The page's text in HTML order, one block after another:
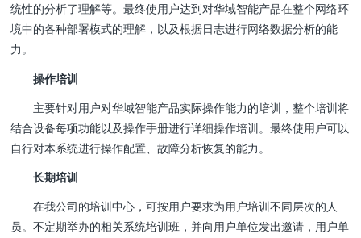
统性的分析了理解等。最终使用户达到对华域智能产品在整个网络环
境中的各种部署模式的理解，以及根据日志进行网络数据分析的能
力。
操作培训
主要针对用户对华域智能产品实际操作能力的培训，整个培训将
结合设备每项功能以及操作手册进行详细操作培训。最终使用户可以
自行对本系统进行操作配置、故障分析恢复的能力。
长期培训
在我公司的培训中心，可按用户要求为用户培训不同层次的人
员。不定期举办的相关系统培训班，并向用户单位发出邀请，用户单